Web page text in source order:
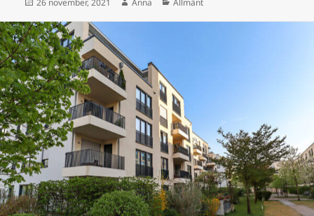
26 november, 2021 Anna Allmänt